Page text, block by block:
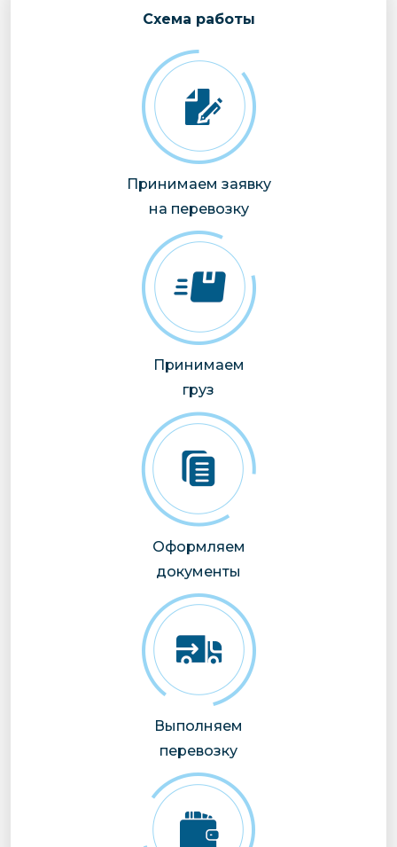
Cхема работы
Принимаем заявку
на перевозку
Принимаем
груз
Оформляем
документы
Выполняем
перевозку